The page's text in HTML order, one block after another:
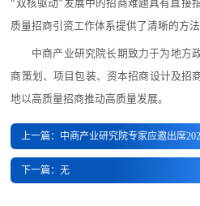
“双核驱动”发展中的招商难题具有直接
质量招商引资工作体系提供了清晰的方法
中商产业研究院长期致力于为地方
商策划、项目包装、资本招商设计及招
地以高质量招商推动高质量发展。
下一篇：无